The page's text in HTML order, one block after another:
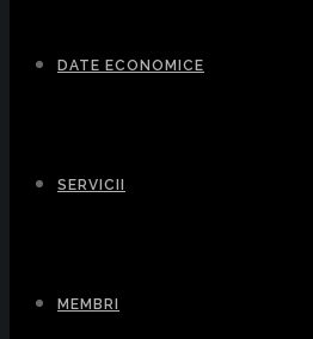
DATE ECONOMICE
SERVICII
MEMBRI